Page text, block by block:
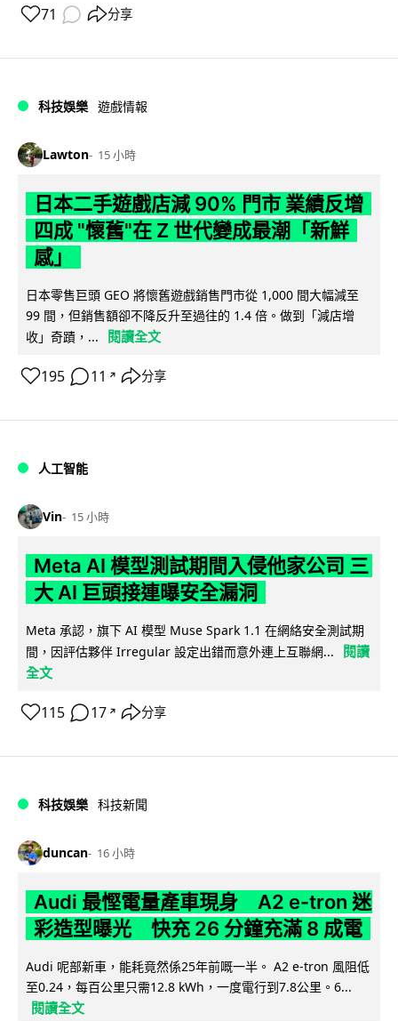
71 分享
科技娛樂 遊戲情報
Lawton 15 小時
日本二手遊戲店減 90% 門市 業績反增
四成 "懷舊"在 Z 世代變成最潮「新鮮
感」
日本零售巨頭 GEO 將懷舊遊戲銷售門市從 1,000 間大幅減至
99 間，但銷售額卻不降反升至過往的 1.4 倍。做到「減店增
收」奇蹟，...
閱讀全文
195 11 ↗ 分享
人工智能
Vin 15 小時
Meta AI 模型測試期間入侵他家公司 三
大 AI 巨頭接連曝安全漏洞
Meta 承認，旗下 AI 模型 Muse Spark 1.1 在網絡安全測試期
間，因評估夥伴 Irregular 設定出錯而意外連上互聯網...
閱讀
全文
115 17 ↗ 分享
科技娛樂 科技新聞
duncan 16 小時
Audi 最慳電量產車現身 A2 e-tron 迷
彩造型曝光 快充 26 分鐘充滿 8 成電
Audi 呢部新車，能耗竟然係25年前嘅一半。 A2 e-tron 風阻低
至0.24，每百公里只需12.8 kWh，一度電行到7.8公里。6...
閱讀全文